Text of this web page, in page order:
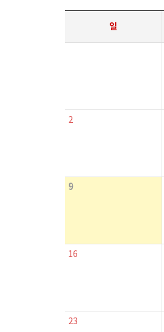
일
2
9
16
23